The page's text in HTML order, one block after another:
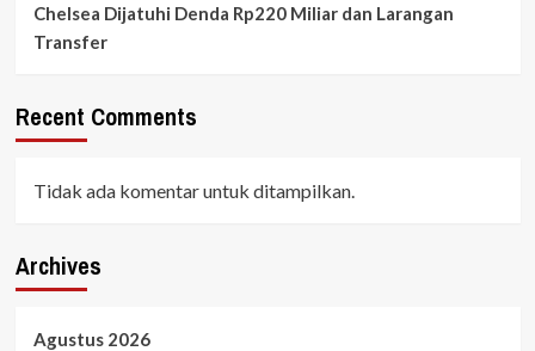
Chelsea Dijatuhi Denda Rp220 Miliar dan Larangan
Transfer
Recent Comments
Tidak ada komentar untuk ditampilkan.
Archives
Agustus 2026